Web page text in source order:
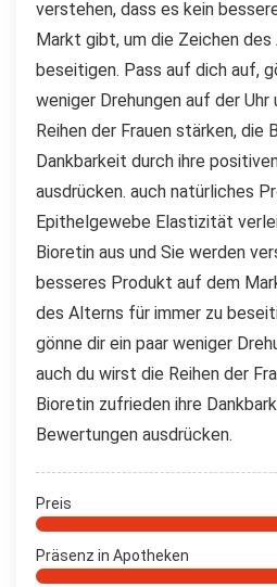
verstehen, dass es kein
Markt gibt, um die Zeichen
beseitigen. Pass auf dich auf,
weniger Drehungen auf der Uhr
Reihen der Frauen stärken, die
Dankbarkeit durch ihre
ausdrücken. auch natürliches
Epithelgewebe Elastizität
Bioretin aus und Sie werden
besseres Produkt auf dem
des Alterns für immer zu
gönne dir ein paar weniger
auch du wirst die Reihen der
Bioretin zufrieden ihre
Bewertungen ausdrücken.
Preis
Präsenz in Apotheken